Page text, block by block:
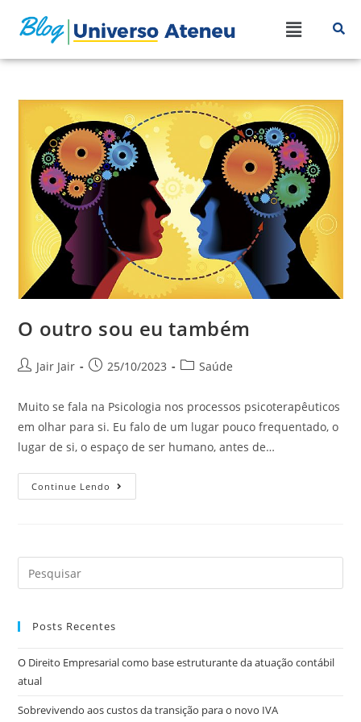
O outro sou eu também
Jair Jair 25/10/2023 Saúde
Muito se fala na Psicologia nos processos psicoterapêuticos
em olhar para si. Eu falo de um lugar pouco frequentado, o
lugar de si, o espaço de ser humano, antes de…
Continue Lendo
Posts Recentes
O Direito Empresarial como base estruturante da atuação contábil
atual
Sobrevivendo aos custos da transição para o novo IVA